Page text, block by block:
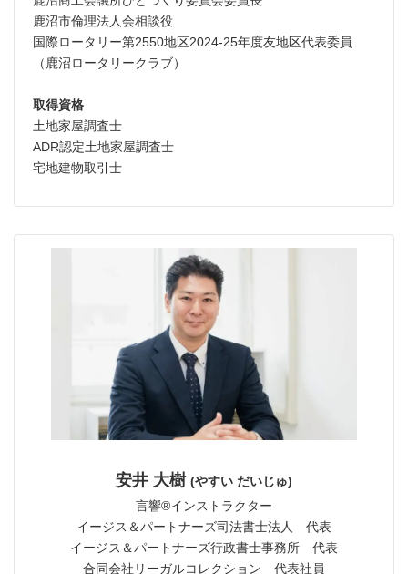
鹿沼市倫理法人会相談役
国際ロータリー第2550地区2024-25年度友地区代表委員
（鹿沼ロータリークラブ）
取得資格
土地家屋調査士
ADR認定土地家屋調査士
宅地建物取引士
安井 大樹 (やすい だいじゅ)
言響®︎インストラクター
イージス＆パートナーズ司法書士法人 代表
イージス＆パートナーズ行政書士事務所 代表
合同会社リーガルコレクション 代表社員